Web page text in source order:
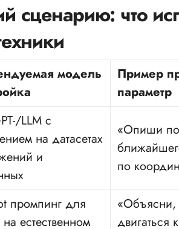
сценарию: что
модель
Пример
параметр
LLM с
на датасетах
и
«Опиши
по
промпинг для
естественном
«Объясни,
двигаться